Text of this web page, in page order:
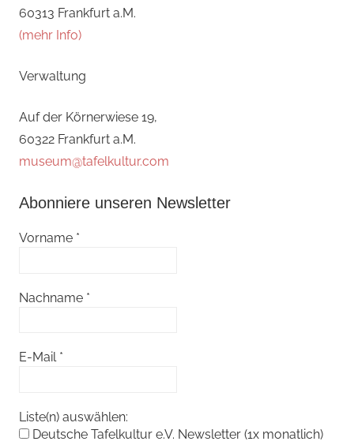
60313 Frankfurt a.M.
(mehr Info)
Verwaltung
Auf der Körnerwiese 19,
60322 Frankfurt a.M.
museum@tafelkultur.com
Abonniere unseren Newsletter
Vorname *
Nachname *
E-Mail *
Liste(n) auswählen:
Deutsche Tafelkultur e.V. Newsletter (1x monatlich)